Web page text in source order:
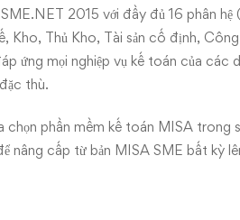
2015 với đầy đủ 16 phân hệ
Kho, Thủ Kho, Tài sản cố định,
ứng mọi nghiệp vụ kế toán của các
thù.
phần mềm kế toán MISA trong
nâng cấp từ bản MISA SME bất kỳ